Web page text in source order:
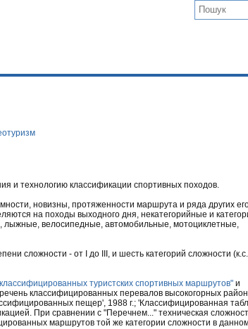
и технологию классификации спортивных походов.
новизны, протяженности маршрута и ряда других
на походы выходного дня, некатегорийные и
велосипедные, автомобильные, мотоциклетные,
сложности - от I до III, и шесть категорий сложности
туристских спортивных маршрутов"и
классифицированных перевалов высокогорных
пещер', 1988 г.; 'Классифицированная
При сравнении с "Перечнем..." техническая
маршрутов той же категории сложности в